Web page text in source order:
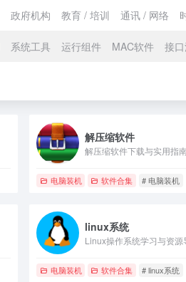
政府机构 教育 / 培训 通讯 / 网络
系统工具 运行组件 MAC软件 接
解压缩软件
解压缩软件下载与实用指南
电脑装机 软件合集 # 电脑装机
linux系统
Linux操作系统学习与资源
电脑装机 软件合集 # linux系统